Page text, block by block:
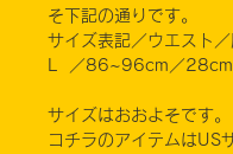
そ下記の通りです。
サイズ表記／ウエスト／
L ／86~96cm／
サイズはおおよそです。
コチラのアイテムはUS